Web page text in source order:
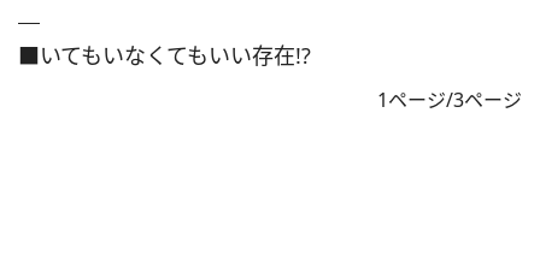
■いてもいなくてもいい存在!?
1ページ/3ページ